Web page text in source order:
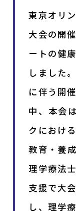
東京オリ
大会の開
ートの健
しました
に伴う開
中、本会
クにおけ
教育・養
理学療法
支援で大
し、理学